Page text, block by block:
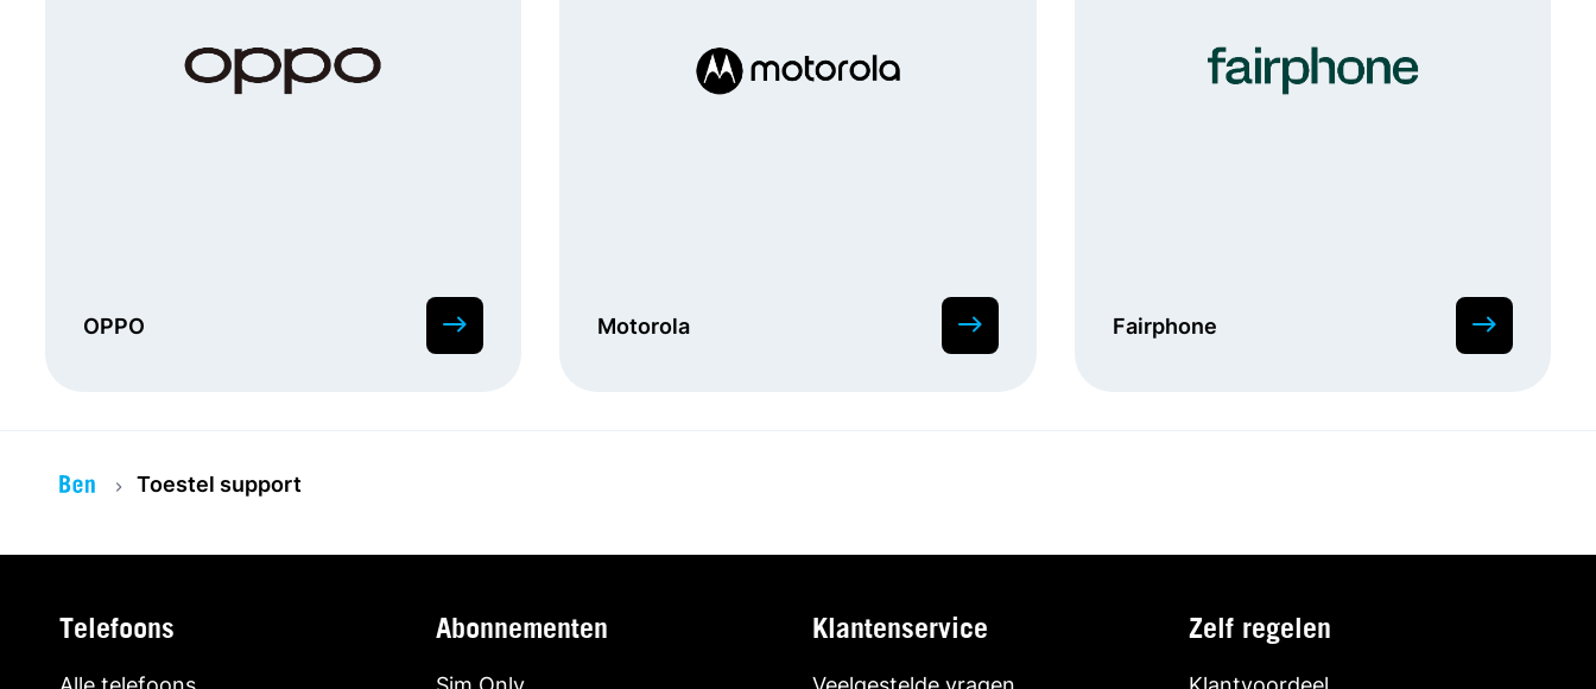
OPPO Motorola Fairphone
Toestel support
Telefoons Abonnementen Klantenservice Zelf regelen